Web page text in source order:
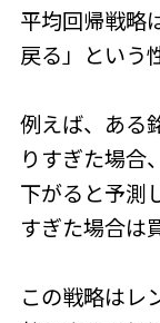
平均回帰戦略
戻る」という
例えば、ある
りすぎた場合
下がると予測
すぎた場合は
この戦略はレ